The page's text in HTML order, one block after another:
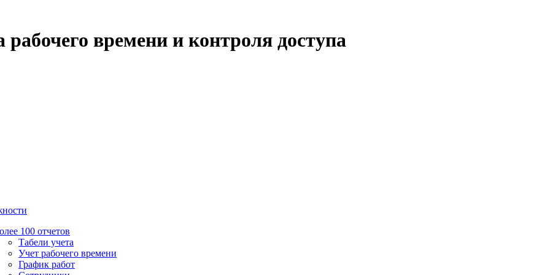
времени и контроля доступа
100 отчетов
Табели учета
Учет рабочего времени
График работ